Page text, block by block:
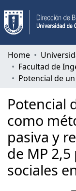
Communities &
All of DSpace
Home
Facultad de
Potencial
como
pasiva y
de MP
sociales